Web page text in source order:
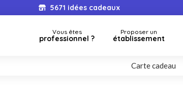
5671 idées cadeaux
Vous êtes
professionnel ?
Proposer un
établissement
Carte cadeau